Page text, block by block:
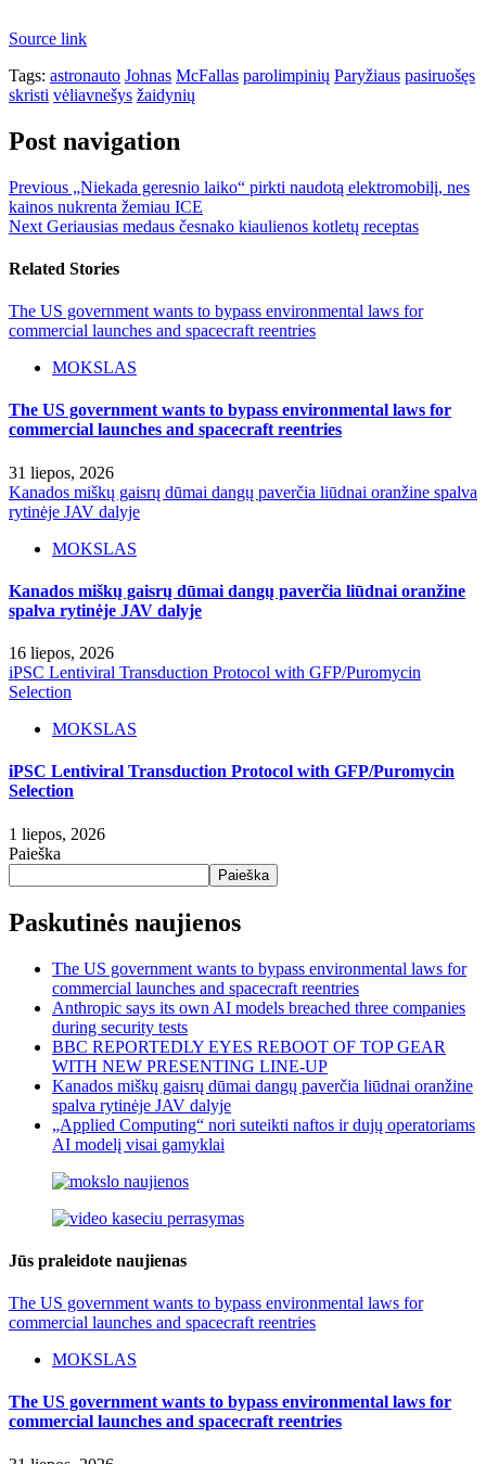
Source link
Tags: astronauto Johnas McFallas parolimpinių Paryžiaus pasiruošęs
skristi vėliavnešys žaidynių
Post navigation
Previous „Niekada geresnio laiko“ pirkti naudotą elektromobilį, nes
kainos nukrenta žemiau ICE
Next Geriausias medaus česnako kiaulienos kotletų receptas
Related Stories
The US government wants to bypass environmental laws for
commercial launches and spacecraft reentries
MOKSLAS
The US government wants to bypass environmental laws for
commercial launches and spacecraft reentries
31 liepos, 2026
Kanados miškų gaisrų dūmai dangų paverčia liūdnai oranžine spalva
rytinėje JAV dalyje
MOKSLAS
Kanados miškų gaisrų dūmai dangų paverčia liūdnai oranžine
spalva rytinėje JAV dalyje
16 liepos, 2026
iPSC Lentiviral Transduction Protocol with GFP/Puromycin
Selection
MOKSLAS
iPSC Lentiviral Transduction Protocol with GFP/Puromycin
Selection
1 liepos, 2026
Paieška
Paieška
Paskutinės naujienos
The US government wants to bypass environmental laws for
commercial launches and spacecraft reentries
Anthropic says its own AI models breached three companies
during security tests
BBC REPORTEDLY EYES REBOOT OF TOP GEAR
WITH NEW PRESENTING LINE-UP
Kanados miškų gaisrų dūmai dangų paverčia liūdnai oranžine
spalva rytinėje JAV dalyje
„Applied Computing“ nori suteikti naftos ir dujų operatoriams
AI modelį visai gamyklai
Jūs praleidote naujienas
The US government wants to bypass environmental laws for
commercial launches and spacecraft reentries
MOKSLAS
The US government wants to bypass environmental laws for
commercial launches and spacecraft reentries